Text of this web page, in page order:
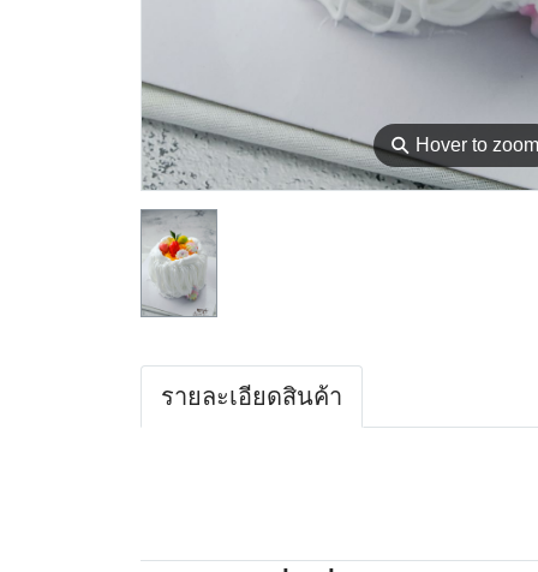
⚲ Hover to zoom
รายละเอียดสินค้า